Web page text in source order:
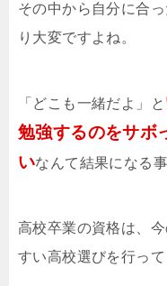
その中から自分に合
り大変ですよね。
「どこも一緒だよ」と
勉強するのをサボ
いなんて結果になる事
高校卒業の資格は、
すい高校選びを行って